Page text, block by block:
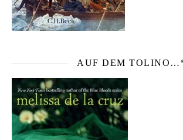
AUF DEM